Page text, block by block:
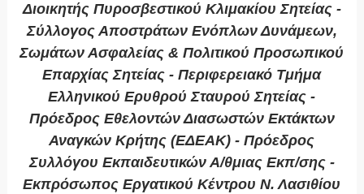
Διοικητής Πυροσβεστικού Κλιμακίου Σητείας -
Σύλλογος Αποστράτων Ενόπλων Δυνάμεων,
Σωμάτων Ασφαλείας & Πολιτικού Προσωπικού
Επαρχίας Σητείας - Περιφερειακό Τμήμα
Ελληνικού Ερυθρού Σταυρού Σητείας -
Πρόεδρος Εθελοντών Διασωστών Εκτάκτων
Αναγκών Κρήτης (ΕΔΕΑΚ) - Πρόεδρος
Συλλόγου Εκπαιδευτικών Α/θμιας Εκπ/σης -
Εκπρόσωπος Εργατικού Κέντρου Ν. Λασιθίου